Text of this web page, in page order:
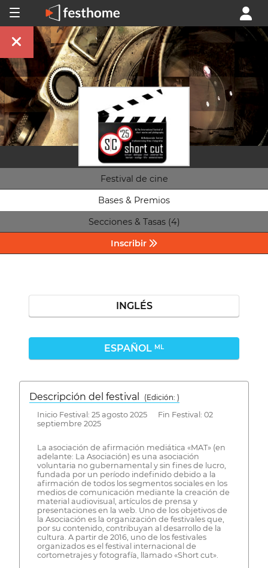
Festival de cine
Bases & Premios
Secciones & Tasas (4)
Inscribir
INGLÉS
ESPAÑOL ML
Descripción del festival
( Edición: )
Inicio Festival: 25 agosto 2025 Fin Festival: 02
septiembre 2025
La asociación de afirmación mediática «MAT» (en
adelante: La Asociación) es una asociación
voluntaria no gubernamental y sin fines de lucro,
fundada por un período indefinido debido a la
afirmación de todos los segmentos sociales en los
medios de comunicación mediante la creación de
material audiovisual, artículos de prensa y
presentaciones en la web. Uno de los objetivos de
la Asociación es la organización de festivales que,
por su contenido, contribuyan al desarrollo de la
cultura. A partir de 2016, uno de los festivales
organizados es el festival internacional de
cortometrajes y fotografía, llamado «Short cut».